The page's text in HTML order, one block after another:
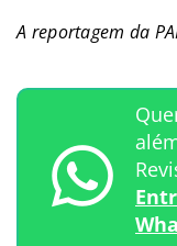
A reportagem da